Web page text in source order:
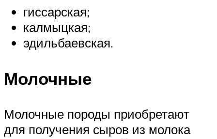
гиссарская;
калмыцкая;
эдильбаевская.
Молочные
Молочные породы приобретают
для получения сыров из молока